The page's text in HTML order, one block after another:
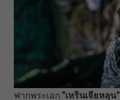
ฟากพระเอก “เหรินเจียหลุน”